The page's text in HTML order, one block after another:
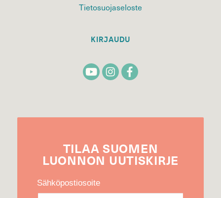
Tietosuojaseloste
KIRJAUDU
TILAA SUOMEN
LUONNON UUTIS­KIRJE
Sähköpostiosoite